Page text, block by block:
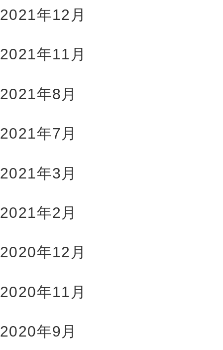
2021年12月
2021年11月
2021年8月
2021年7月
2021年3月
2021年2月
2020年12月
2020年11月
2020年9月